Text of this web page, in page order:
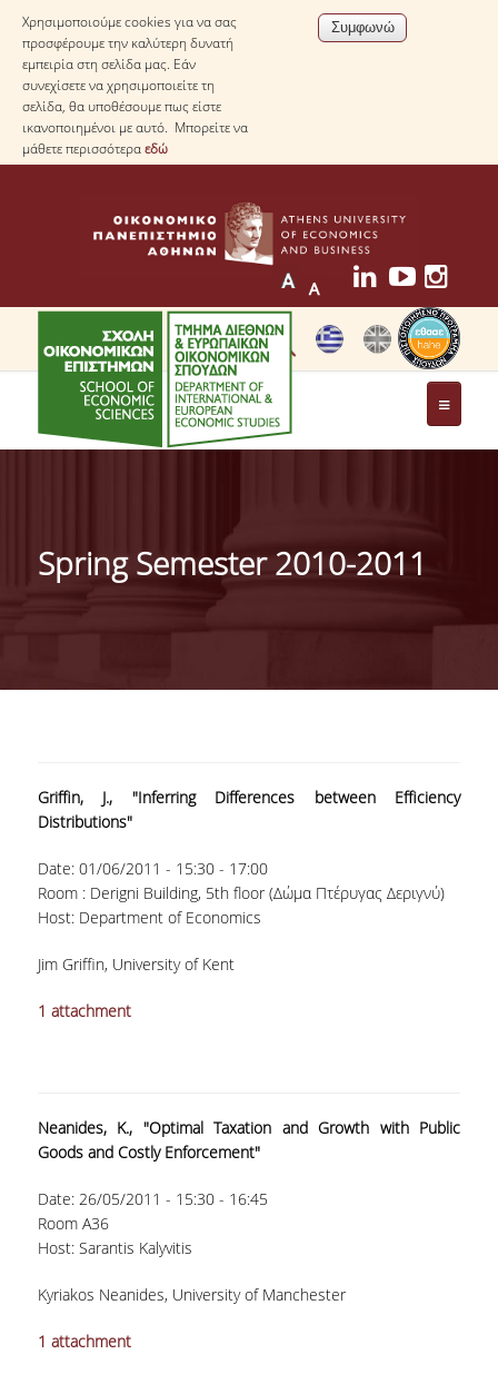
Χρησιμοποιούμε cookies για να σας
προσφέρουμε την καλύτερη δυνατή
εμπειρία στη σελίδα μας. Εάν
συνεχίσετε να χρησιμοποιείτε τη
σελίδα, θα υποθέσουμε πως είστε
ικανοποιημένοι με αυτό. Μπορείτε να
μάθετε περισσότεραεδώ
ΤΟ ΤΜΗΜΑ
ΓΕΝΙΚΕΣ ΠΛΗΡΟΦΟΡΙΕΣ
ΔΙΟΙΚΗΣΗ ΤΟΥ ΤΜΗΜΑΤΟΣ
ΑΝΘΡΩΠΙΝΟ ΔΥΝΑΜΙΚΟ
ΜΕΛΗ ΔΕΠ
ΕΠΙΤΙΜΟΙ ΔΙΔΑΚΤΟΡΕΣ / ΕΡΕΥΝΗΤΙΚΟΙ
ΕΝΤΕΤΑΛΜΕΝΟΙ ΔΙΔΑΣΚΟΝΤΕΣ
ΜΕΤΑΔΙΔΑΚΤΟΡΕΣ
ΜΗΤΡΩΟ ΓΝΩΣΤΙΚΩΝ ΑΝΤΙΚΕΙΜΕΝΩΝ
Spring Semester 2010-2011
Griffin, J., "Inferring Differences between Efficiency
Distributions"
Date: 01/06/2011 - 15:30- 17:00
Room : Derigni Building, 5th floor (Δώμα Πτέρυγας Δεριγνύ)
Host: Department of Economics
Jim Griffin, University of Kent
1 attachment
Neanides, K., "Optimal Taxation and Growth with Public
Goods and Costly Enforcement"
Date: 26/05/2011 - 15:30- 16:45
Room A36
Host: Sarantis Kalyvitis
Kyriakos Neanides, University of Manchester
1 attachment